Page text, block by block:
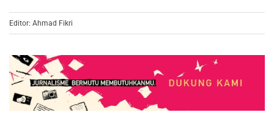
Editor: Ahmad Fikri